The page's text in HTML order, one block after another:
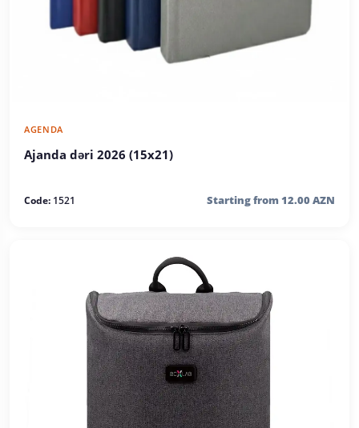
AGENDA
Ajanda dəri 2026 (15x21)
Code: 1521 Starting from 12.00 AZN